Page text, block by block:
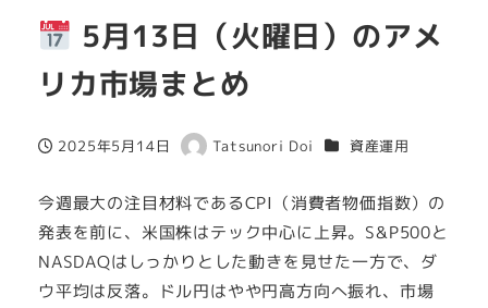
5月13日（火曜日）のアメ
リカ市場まとめ
投稿日
2025年5月14日
著
Tatsunori Doi カテゴリー
資産運用
今週最大の注目材料であるCPI（消費者物価指数）の
発表を前に、米国株はテック中心に上昇。S&P500と
NASDAQはしっかりとした動きを見せた一方で、ダ
ウ平均は反落。ドル円はやや円高方向へ振れ、市場